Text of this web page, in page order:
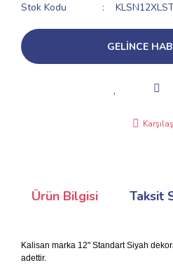
Stok Kodu
GELİNCE
Ürün Bilgisi Taksit
Kalisan marka 12" Standart Siyah
adettir.